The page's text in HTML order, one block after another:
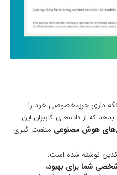
داری حریم‌خصوصی خود را
که از داده‌های کاربران این
هوش مصنوعی منفعت گیری
نوشته شده است:
شما برای بهبود،